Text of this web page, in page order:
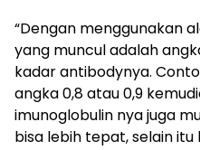
“Dengan menggunakan
yang muncul adalah
kadar antibodynya.
angka 0,8 atau 0,9
imunoglobulin nya juga
bisa lebih tepat, selain